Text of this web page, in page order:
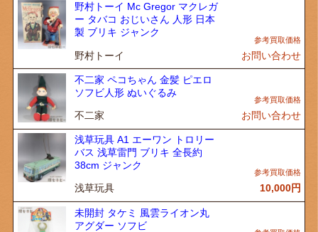
野村トーイ Mc Gregor マクレガ
ー タバコ おじいさん 人形 日本
製 ブリキ ジャンク
野村トーイ お問い合わせ
不二家 ペコちゃん 金髪 ピエロ
ソフビ人形 ぬいぐるみ
不二家 お問い合わせ
浅草玩具 A1 エーワン トロリー
バス 浅草雷門 ブリキ 全長約
38cm ジャンク
浅草玩具 10,000円
未開封 タケミ 風雲ライオン丸
アグダー ソフビ